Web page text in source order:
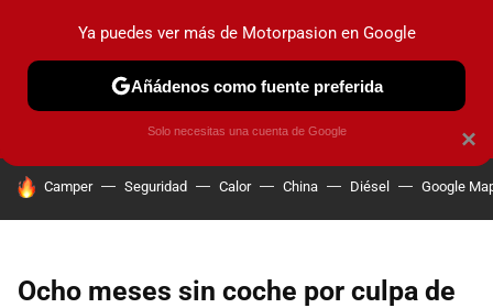
PRUEBAS COCHES ELÉCTRICOS OBSERVATORIO
HOY SE HABLA DE
Camper Seguridad Calor China Diésel Google
Ocho meses sin coche por culpa de
×
Ya puedes ver más de Motorpasion en Google
Añádenos como fuente preferida
Solo necesitas una cuenta de Google